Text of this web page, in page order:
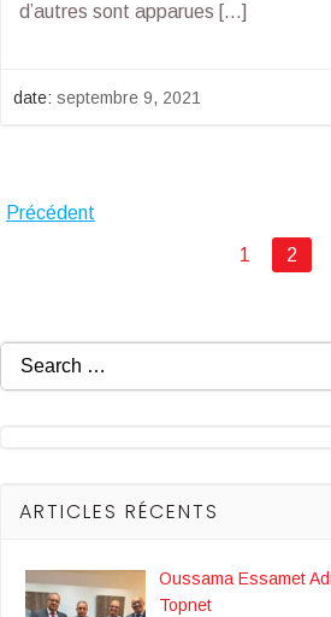
d’autres sont apparues […]
date: septembre 9, 2021
Posts
navigation
Précédent
navigation
Page
1 Page
2
Search
for:
ARTICLES RÉCENTS
Oussama Essamet
Topnet